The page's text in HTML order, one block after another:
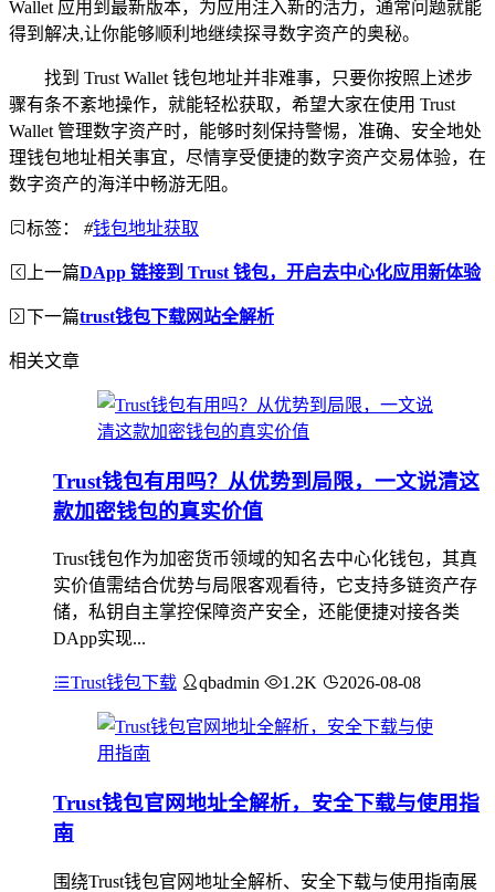
Wallet 应用到最新版本，为应用注入新的活力，通常问题就能
得到解决,让你能够顺利地继续探寻数字资产的奥秘。
找到 Trust Wallet 钱包地址并非难事，只要你按照上述步
骤有条不紊地操作，就能轻松获取，希望大家在使用 Trust
Wallet 管理数字资产时，能够时刻保持警惕，准确、安全地处
理钱包地址相关事宜，尽情享受便捷的数字资产交易体验，在
数字资产的海洋中畅游无阻。
标签： #钱包地址获取
上一篇DApp 链接到 Trust 钱包，开启去中心化应用新体验
下一篇trust钱包下载网站全解析
相关文章
Trust钱包有用吗？从优势到局限，一文说清这
款加密钱包的真实价值
Trust钱包作为加密货币领域的知名去中心化钱包，其真
实价值需结合优势与局限客观看待，它支持多链资产存
储，私钥自主掌控保障资产安全，还能便捷对接各类
DApp实现...
Trust钱包下载 qbadmin 1.2K 2026-08-08
Trust钱包官网地址全解析，安全下载与使用指
南
围绕Trust钱包官网地址全解析、安全下载与使用指南展